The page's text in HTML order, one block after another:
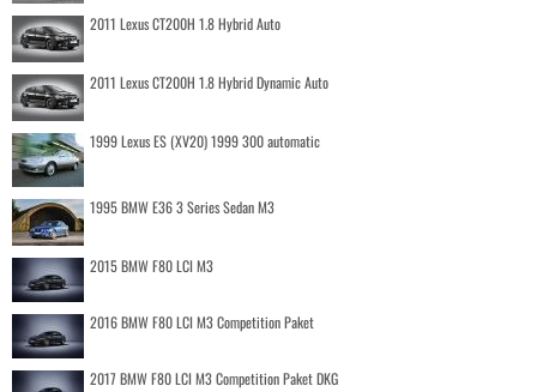
2011 Lexus CT200H 1.8 Hybrid Auto
2011 Lexus CT200H 1.8 Hybrid Dynamic Auto
1999 Lexus ES (XV20) 1999 300 automatic
1995 BMW E36 3 Series Sedan M3
2015 BMW F80 LCI M3
2016 BMW F80 LCI M3 Competition Paket
2017 BMW F80 LCI M3 Competition Paket DKG